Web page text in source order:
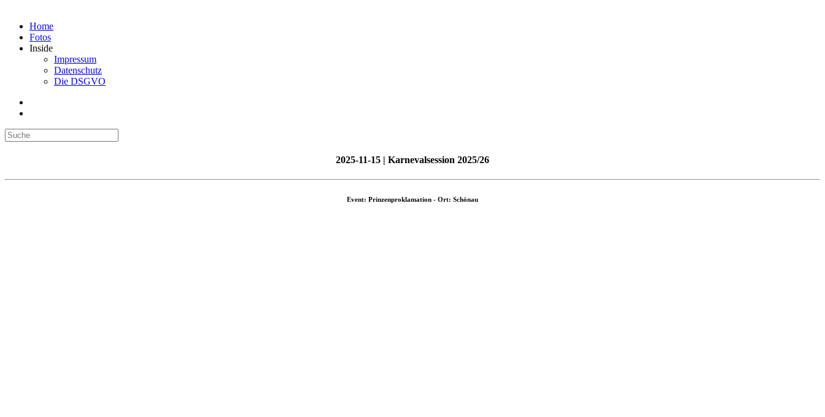
Home
Fotos
Inside
Impressum
Datenschutz
Die DSGVO
2025-11-15 | Karnevalsession 2025/26
Event: Prinzenproklamation - Ort: Schönau